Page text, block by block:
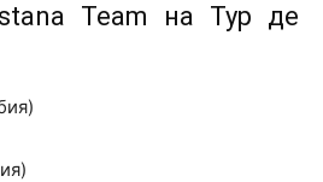
Team на Тур де